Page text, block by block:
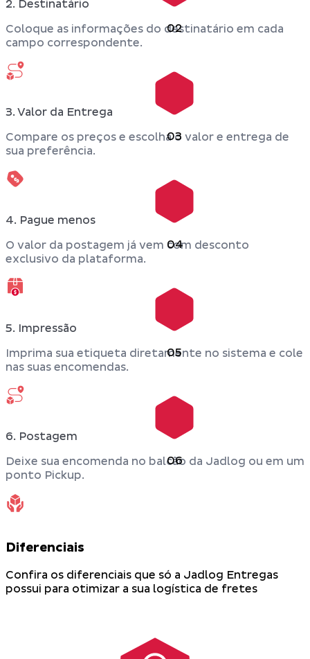
02
2. Destinatário
Coloque as informações do destinatário em cada
campo correspondente.
03
3. Valor da Entrega
Compare os preços e escolha o valor e entrega de
sua preferência.
04
4. Pague menos
O valor da postagem já vem com desconto
exclusivo da plataforma.
05
5. Impressão
Imprima sua etiqueta diretamente no sistema e cole
nas suas encomendas.
06
6. Postagem
Deixe sua encomenda no balcão da Jadlog ou em um
ponto Pickup.
Diferenciais
Confira os diferenciais que só a Jadlog Entregas
possui para otimizar a sua logística de fretes